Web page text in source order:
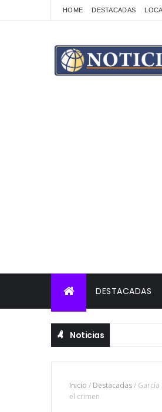
HOME DESTACADAS
DESTACADAS
Noticias
Inicio / Destacadas/
el crimen